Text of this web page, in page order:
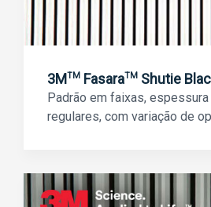
3MTM FasaraTM Shutie
Padrão em faixas,
regulares, com variação de